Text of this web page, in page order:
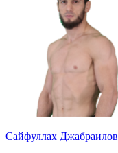
Сайфуллах Джабраилов